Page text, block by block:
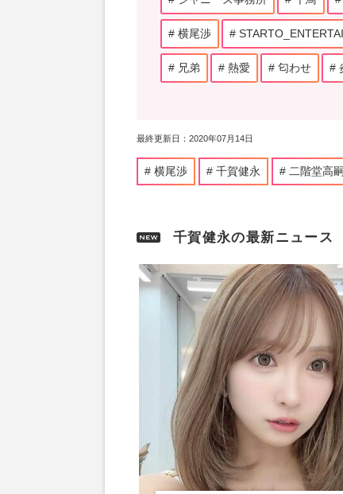
横尾渉
兄弟 熱愛 匂わせ
最終更新日：2020年07月14日
横尾渉 千賀健永 二階堂高嗣
千賀健永の最新ニュース